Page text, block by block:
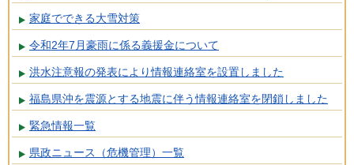
家庭でできる大雪対策
令和2年7月豪雨に係る義援金について
洪水注意報の発表により情報連絡室を設置しました
福島県沖を震源とする地震に伴う情報連絡室を閉鎖しました
緊急情報一覧
県政ニュース（危機管理）一覧